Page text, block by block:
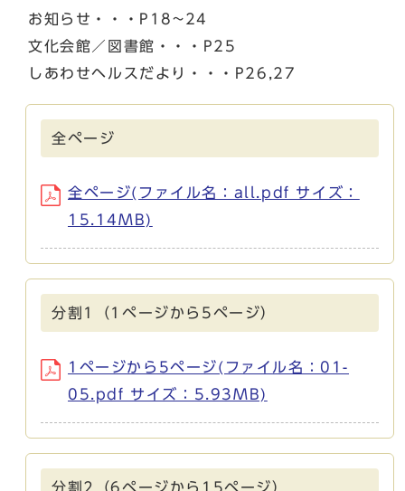
お知らせ・・・P18~24
文化会館／図書館・・・P25
しあわせヘルスだより・・・P26,27
全ページ
全ページ(ファイル名：all.pdf サイズ：
15.14MB)
分割1（1ページから5ページ）
1ページから5ページ(ファイル名：01-
05.pdf サイズ：5.93MB)
分割2（6ページから15ページ）